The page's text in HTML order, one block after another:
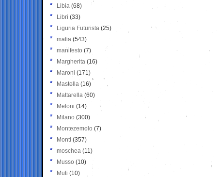
Libia (68)
Libri (33)
Liguria Futurista (25)
mafia (543)
manifesto (7)
Margherita (16)
Maroni (171)
Mastella (16)
Mattarella (60)
Meloni (14)
Milano (300)
Montezemolo (7)
Monti (357)
moschea (11)
Musso (10)
Muti (10)